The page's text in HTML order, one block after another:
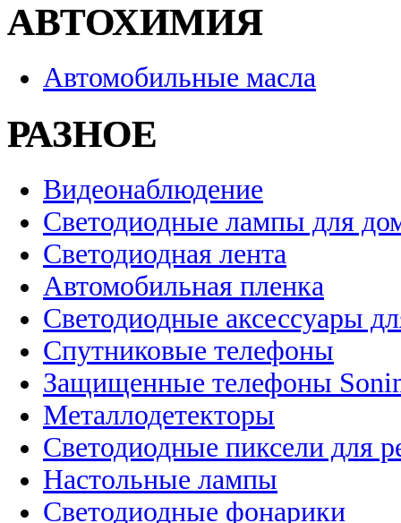
АВТОХИМИЯ
Автомобильные масла
РАЗНОЕ
Видеонаблюдение
Светодиодные лампы для
Светодиодная лента
Автомобильная пленка
Светодиодные аксессуары
Спутниковые телефоны
Защищенные телефоны
Металлодетекторы
Светодиодные пиксели для
Настольные лампы
Светодиодные фонарики